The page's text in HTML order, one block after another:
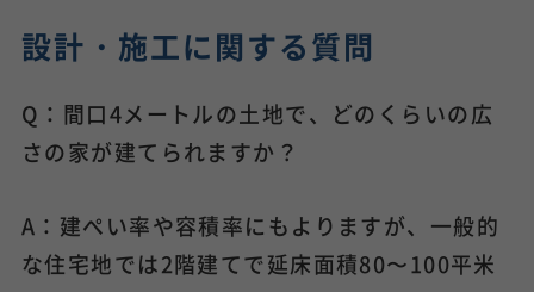
設計・施工に関する質問
Q：間口4メートルの土地で、どのくらいの広
さの家が建てられますか？
A：建ぺい率や容積率にもよりますが、一般的
な住宅地では2階建てで延床面積80〜100平米